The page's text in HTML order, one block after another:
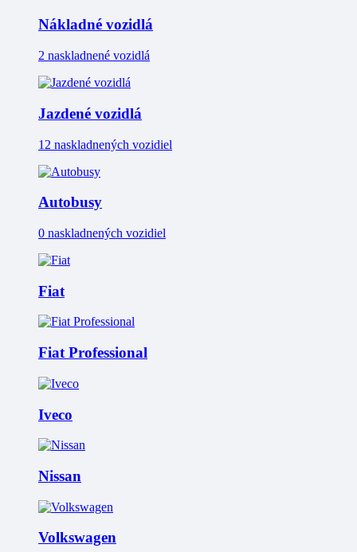
Nákladné vozidlá
2 naskladnené vozidlá
Jazdené vozidlá
12 naskladnených vozidiel
Autobusy
0 naskladnených vozidiel
Fiat
Fiat Professional
Iveco
Nissan
Volkswagen